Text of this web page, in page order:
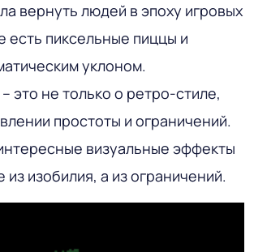
вернуть людей в эпоху игровых
есть пиксельные пиццы и
уклоном.
это не только о ретро-стиле,
простоты и ограничений.
визуальные эффекты
из изобилия, а из ограничений.